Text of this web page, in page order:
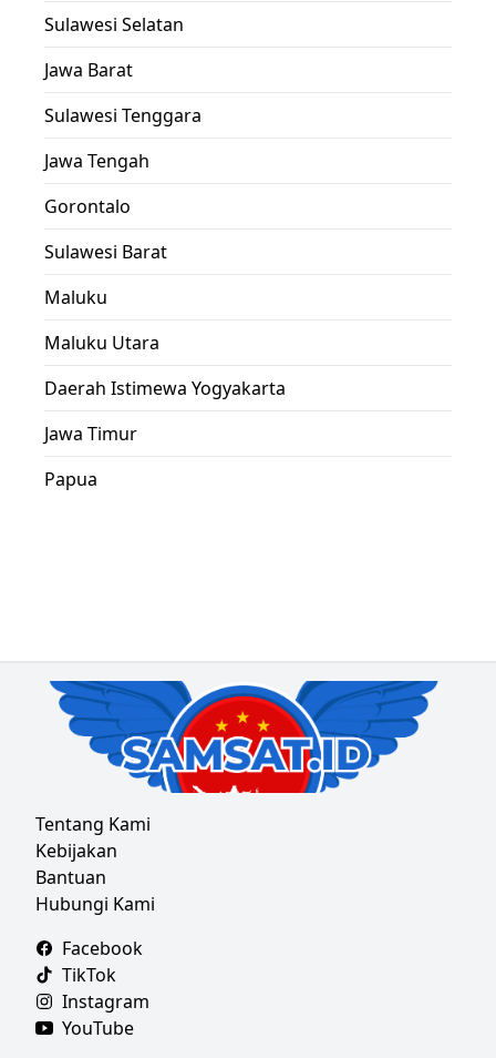
Sulawesi Selatan
Jawa Barat
Sulawesi Tenggara
Jawa Tengah
Gorontalo
Sulawesi Barat
Maluku
Maluku Utara
Daerah Istimewa Yogyakarta
Jawa Timur
Papua
Tentang Kami
Kebijakan
Bantuan
Hubungi Kami
Facebook
TikTok
Instagram
YouTube